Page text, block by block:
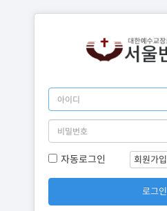
자동로그인 회원가입
로그인